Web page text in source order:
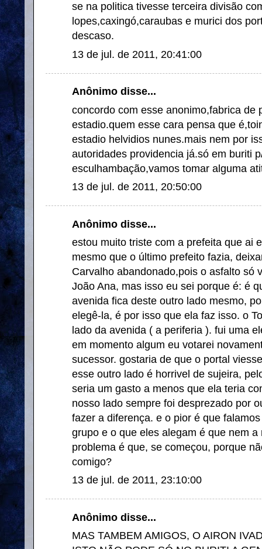
se na politica tivesse terceira divisão
lopes,caxingó,caraubas e murici dos
descaso.
13 de jul. de 2011, 20:41:00
Anônimo disse...
concordo com esse anonimo,fabrica de
estadio.quem esse cara pensa que
estadio helvidios nunes.mais nem por
autoridades providencia já.só em buriti
esculhambação,vamos tomar alguma
13 de jul. de 2011, 20:50:00
Anônimo disse...
estou muito triste com a prefeita que ai
mesmo que o último prefeito fazia,
Carvalho abandonado,pois o asfalto só
João Ana, mas isso eu sei porque é: é
avenida fica deste outro lado mesmo,
elegê-la, é por isso que ela faz isso. o
lado da avenida ( a periferia ). fui uma
em momento algum eu votarei
sucessor. gostaria de que o portal
esse outro lado é horrivel de sujeira,
seria um gasto a menos que ela teria
nosso lado sempre foi desprezado por
fazer a diferença. e o pior é que
grupo e o que eles alegam é que nem
problema é que, se começou, porque
comigo?
13 de jul. de 2011, 23:10:00
Anônimo disse...
MAS TAMBEM AMIGOS, O AIRON